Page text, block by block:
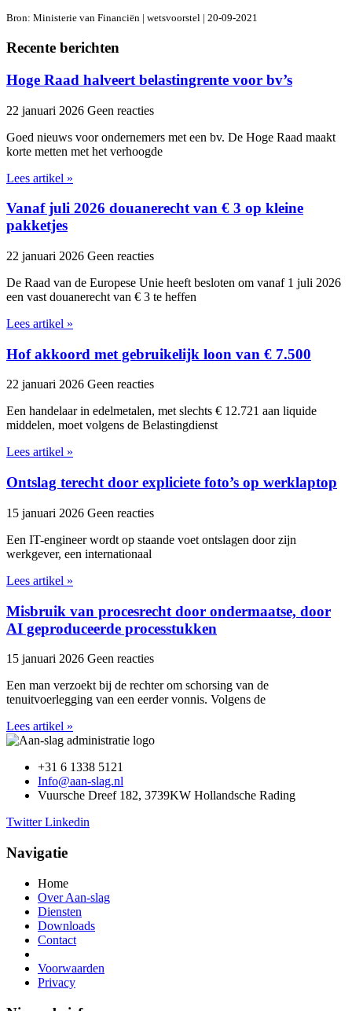
Bron: Ministerie van Financiën | wetsvoorstel | 20-09-2021
Recente berichten
Hoge Raad halveert belastingrente voor bv’s
22 januari 2026 Geen reacties
Goed nieuws voor ondernemers met een bv. De Hoge Raad maakt
korte metten met het verhoogde
Lees artikel »
Vanaf juli 2026 douanerecht van € 3 op kleine
pakketjes
22 januari 2026 Geen reacties
De Raad van de Europese Unie heeft besloten om vanaf 1 juli 2026
een vast douanerecht van € 3 te heffen
Lees artikel »
Hof akkoord met gebruikelijk loon van € 7.500
22 januari 2026 Geen reacties
Een handelaar in edelmetalen, met slechts € 12.721 aan liquide
middelen, moet volgens de Belastingdienst
Lees artikel »
Ontslag terecht door expliciete foto’s op werklaptop
15 januari 2026 Geen reacties
Een IT-engineer wordt op staande voet ontslagen door zijn
werkgever, een internationaal
Lees artikel »
Misbruik van procesrecht door ondermaatse, door
AI geproduceerde processtukken
15 januari 2026 Geen reacties
Een man verzoekt bij de rechter om schorsing van de
tenuitvoerlegging van een eerder vonnis. Volgens de
Lees artikel »
+31 6 1338 5121
Info@aan-slag.nl
Vuursche Dreef 182, 3739KW Hollandsche Rading
Twitter Linkedin
Navigatie
Home
Over Aan-slag
Diensten
Downloads
Contact
Voorwaarden
Privacy